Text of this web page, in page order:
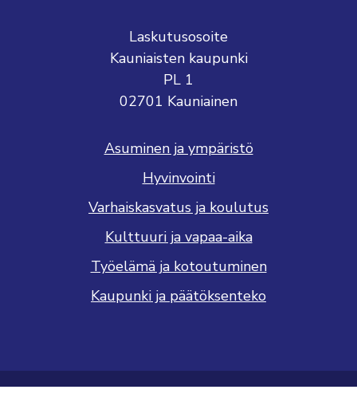
Laskutusosoite
Kauniaisten kaupunki
PL 1
02701 Kauniainen
Asuminen ja ympäristö
Hyvinvointi
Varhaiskasvatus ja koulutus
Kulttuuri ja vapaa-aika
Työelämä ja kotoutuminen
Kaupunki ja päätöksenteko